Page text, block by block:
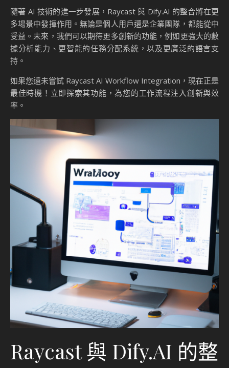
隨著 AI 技術的進一步發展，Raycast 與 Dify.AI 的整合將在更
多場景中發揮作用。無論是個人用戶還是企業團隊，都能從中
受益。未來，我們可以期待更多創新的功能，例如更強大的數
據分析能力、更智能的任務分配系統，以及更廣泛的語言支
持。
如果您還未嘗試 Raycast AI Workflow Integration，現在正是
最佳時機！立即探索其功能，為您的工作流程注入創新與效
率。
Raycast 與 Dify.AI 的整